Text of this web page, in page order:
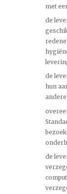
met
de
de
hun
de